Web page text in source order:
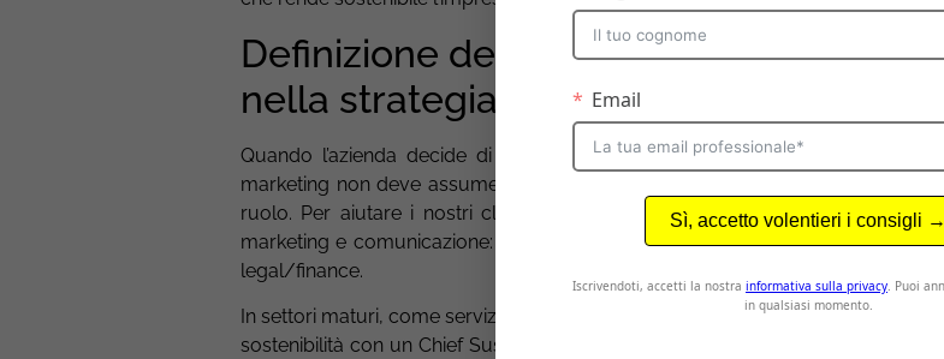
Definizione delle “swim lanes” del
nella strategia ESG
Quando l’azienda decide di avviare un percorso di sostenibilità, è utile
marketing non deve assumersi l’intera responsabilità del tema ma deve
ruolo. Per aiutare i nostri clienti operiamo definendo le “swim lanes”, le
marketing e comunicazione: cosa spettano a marketing, cosa spettano a
legal/finance.
In settori maturi, come servizi finanziari o professional services, esistono
sostenibilità con un Chief Sustainability Officer. In questi casi il marketing